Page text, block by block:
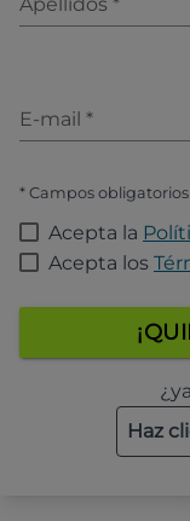
E-mail *
* Campos obligatorios
Acepta la
Acepta los
Haz